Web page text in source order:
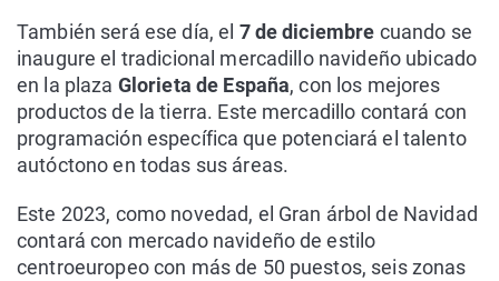
También será ese día, el 7 de diciembre cuando se
inaugure el tradicional mercadillo navideño ubicado
en la plaza Glorieta de España, con los mejores
productos de la tierra. Este mercadillo contará con
programación específica que potenciará el talento
autóctono en todas sus áreas.
Este 2023, como novedad, el Gran árbol de Navidad
contará con mercado navideño de estilo
centroeuropeo con más de 50 puestos, seis zonas